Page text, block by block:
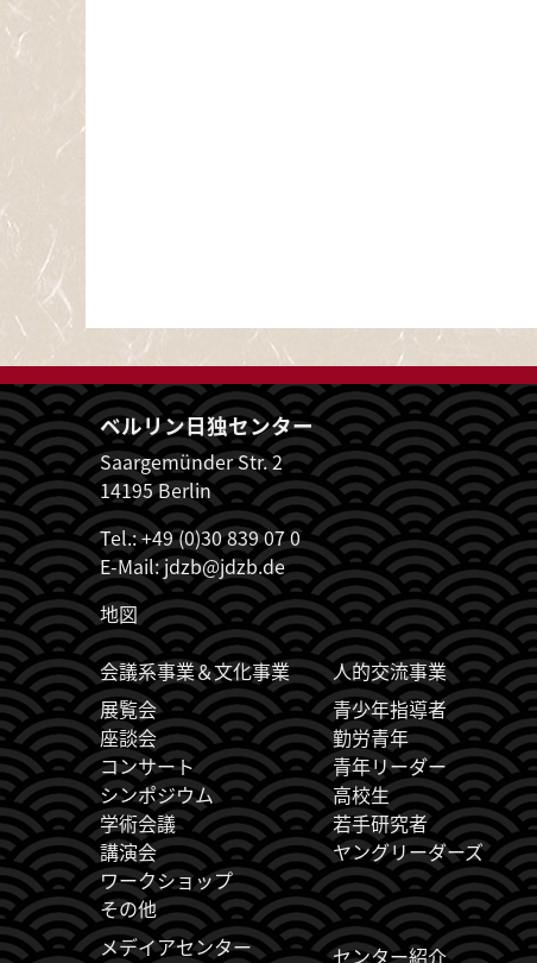
ベルリン日独センター
Saargemünder Str. 2
14195 Berlin
Tel.: +49 (0)30 839 07 0
E-Mail:jdzb@jdzb.de
地図
JDZB_FUSSZEILENMENÜ
会議系事業＆文化事業
展覧会
座談会
コンサート
シンポジウム
学術会議
講演会
ワークショップ
その他
人的交流事業
青少年指導者
勤労青年
青年リーダー
高校生
若手研究者
ヤングリーダーズ
メデイアセンター センター紹介